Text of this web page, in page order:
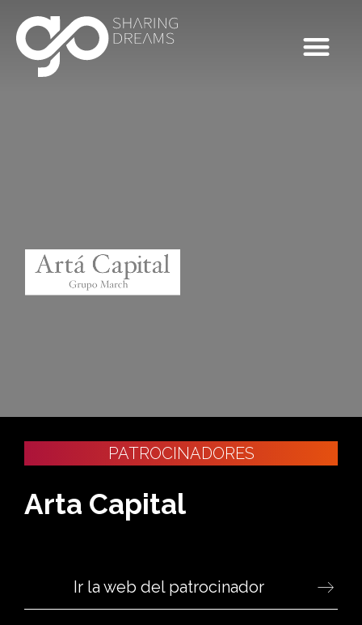
PATROCINADORES
Arta Capital
Ir la web del patrocinador